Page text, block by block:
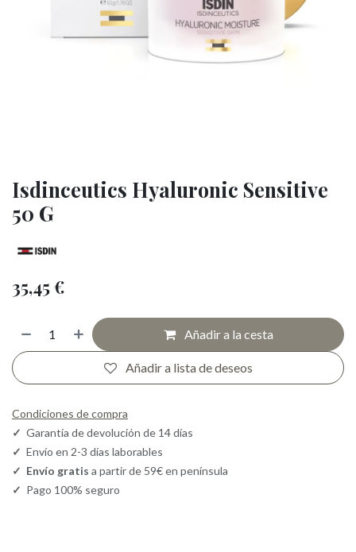
Isdinceutics Hyaluronic Sensitive
50 G
35,45€
Añadir a la cesta
Añadir a lista de deseos
Condiciones de compra
✓ Garantía de devolución de 14 días
✓ Envío en 2-3 días laborables
✓ Envío gratis a partir de 59€ en península
✓ Pago 100% seguro